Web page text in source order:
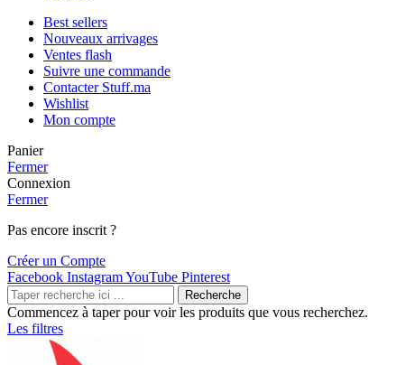
Best sellers
Nouveaux arrivages
Ventes flash
Suivre une commande
Contacter Stuff.ma
Wishlist
Mon compte
Panier
Fermer
Connexion
Fermer
Pas encore inscrit ?
Créer un Compte
Facebook InstagramYouTube Pinterest
Recherche
Commencez à taper pour voir les produits que vous recherchez.
Les filtres